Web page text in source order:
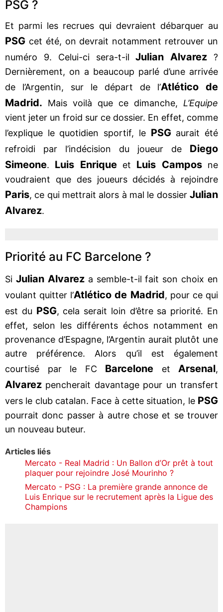
PSG ?
Et parmi les recrues qui devraient débarquer au
PSG cet été, on devrait notamment retrouver un
numéro 9. Celui-ci sera-t-ilJulian Alvarez ?
Dernièrement, on a beaucoup parlé d’une arrivée
de l’Argentin, sur le départ de l’Atlético de
Madrid. Mais voilà que ce dimanche, L’Equipe
vient jeter un froid sur ce dossier. En effet, comme
l’explique le quotidien sportif, le PSGaurait été
refroidi par l’indécision du joueur de Diego
Simeone. Luis Enriqueet Luis Camposne
voudraient que des joueurs décidés à rejoindre
Paris, ce qui mettrait alors à mal le dossier Julian
Alvarez.
Priorité au FC Barcelone ?
Si Julian Alvareza semble-t-il fait son choix en
voulant quitter l’Atlético de Madrid, pour ce qui
est du PSG, cela serait loin d’être sa priorité. En
effet, selon les différents échos notamment en
provenance d’Espagne, l’Argentin aurait plutôt une
autre préférence. Alors qu’il est également
courtisé par le FC Barcelone et Arsenal,
Alvarez pencherait davantage pour un transfert
vers le club catalan. Face à cette situation, le PSG
pourrait donc passer à autre chose et se trouver
un nouveau buteur.
Articles liés
Mercato - Real Madrid : Un Ballon d’Or prêt à tout
plaquer pour rejoindre José Mourinho ?
Mercato - PSG : La première grande annonce de
Luis Enrique sur le recrutement après la Ligue des
Champions